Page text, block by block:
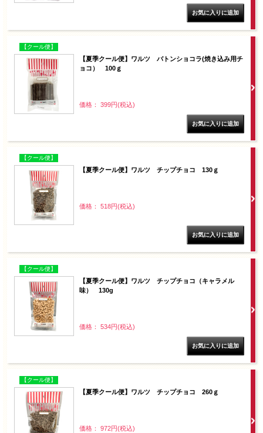
【クール便】
【夏季クール便】ワルツ バトンショコラ(焼き込み用チ
ョコ） 100ｇ
価格： 399円(税込)
【クール便】
【夏季クール便】ワルツ チップチョコ 130ｇ
価格： 518円(税込)
【クール便】
【夏季クール便】ワルツ チップチョコ（キャラメル
味） 130g
価格： 534円(税込)
【クール便】
【夏季クール便】ワルツ チップチョコ 260ｇ
価格： 972円(税込)